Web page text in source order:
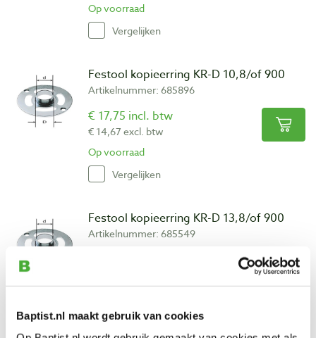
Baptist.nl maakt gebruik van cookies
Op voorraad
Vergelijken
Festool kopieerring KR-D 10,8/of 900
Artikelnummer: 685896
€ 17,75 incl. btw
€ 14,67 excl. btw
Op voorraad
Vergelijken
Festool kopieerring KR-D 13,8/of 900
Artikelnummer: 685549
Vergelijken